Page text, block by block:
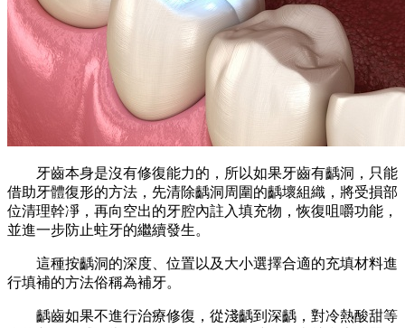
牙齒本身是沒有修復能力的，所以如果牙齒有齲洞，只能
借助牙體復形的方法，先清除齲洞周圍的齲壞組織，將受損部
位清理幹凈，再向空出的牙腔內註入填充物，恢復咀嚼功能，
並進一步防止蛀牙的繼續發生。
這種按齲洞的深度、位置以及大小選擇合適的充填材料進
行填補的方法俗稱為補牙。
齲齒如果不進行治療修復，從淺齲到深齲，對冷熱酸甜等